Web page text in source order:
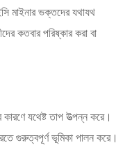
মাইনার ভক্তদের যথাযথ
কতবার পরিষ্কার করা বা
যথেষ্ট তাপ উত্পন্ন করে।
গুরুত্বপূর্ণ ভূমিকা পালন করে।